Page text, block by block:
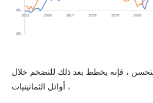
، فإنه يخطط بعد ذلك للتضخم خلال
أوائل الثمانينيات ،